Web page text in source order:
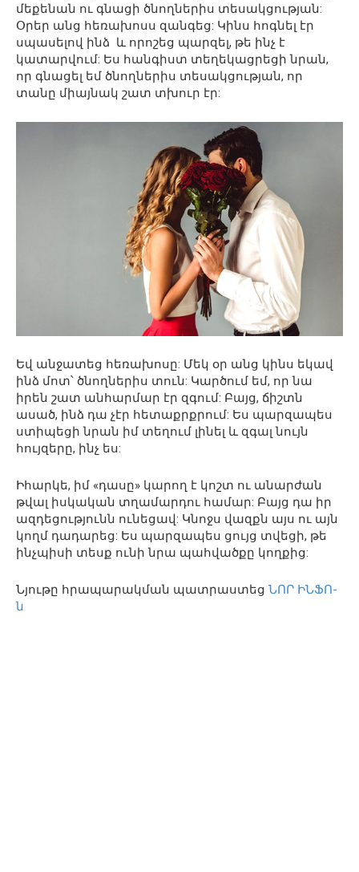
մեքենան ու գնացի ծնողներիս տեսակցության:
Օրեր անց հեռախոսս զանգեց: Կինս հոգնել էր
սպասելով ինձ և որոշեց պարզել, թե ինչ է
կատարվում: Ես հանգիստ տեղեկացրեցի նրան,
որ գնացել եմ ծնողներիս տեսակցության, որ
տանը միայնակ շատ տխուր էր:
Եվ անջատեց հեռախոսը: Մեկ օր անց կինս եկավ
ինձ մոտ՝ ծնողներիս տուն: Կարծում եմ, որ նա
իրեն շատ անհարմար էր զգում: Բայց, ճիշտն
ասած, ինձ դա չէր հետաքրքրում: Ես պարզապես
ստիպեցի նրան իմ տեղում լինել և զգալ նույն
հույզերը, ինչ ես:
Իհարկե, իմ «դասը» կարող է կոշտ ու անարժան
թվալ իսկական տղամարդու համար: Բայց դա իր
ազդեցությունն ունեցավ: Կնոջս վազքն այս ու այն
կողմ դադարեց: Ես պարզապես ցույց տվեցի, թե
ինչպիսի տեսք ունի նրա պահվածքը կողքից:
Նյութը հրապարակման պատրաստեց ՆՈՐ ԻՆՖՈ-
ն